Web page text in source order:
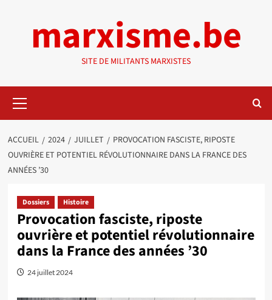
marxisme.be
SITE DE MILITANTS MARXISTES
principal
ACCUEIL 2024 JUILLET
PROVOCATION FASCISTE, RIPOSTE
OUVRIÈRE ET POTENTIEL RÉVOLUTIONNAIRE DANS LA FRANCE DES
ANNÉES ’30
Dossiers Histoire
Provocation fasciste, riposte
ouvrière et potentiel révolutionnaire
dans la France des années ’30
24 juillet 2024